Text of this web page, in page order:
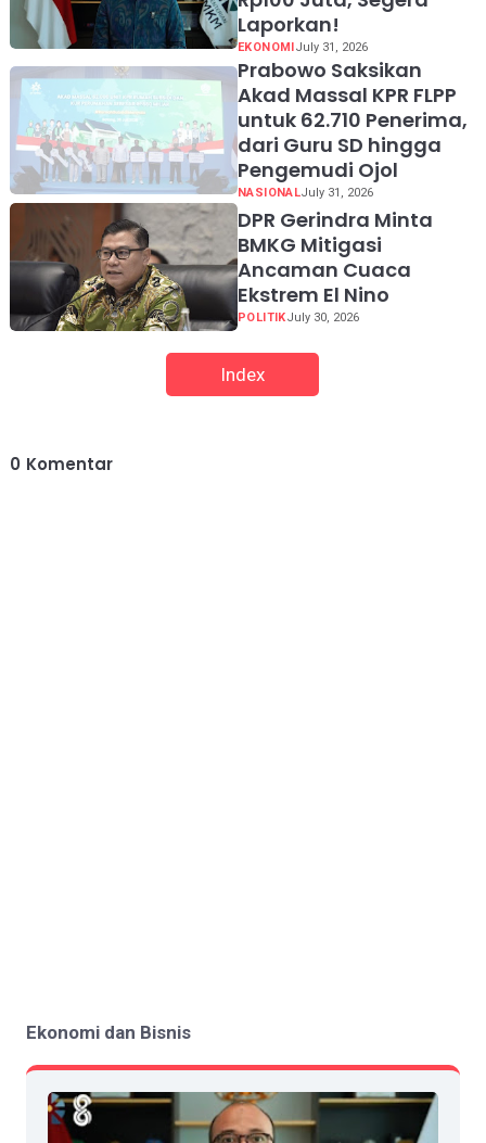
Laporkan!
EKONOMI July 31, 2026
Prabowo Saksikan
Akad Massal KPR FLPP
untuk 62.710 Penerima,
dari Guru SD hingga
Pengemudi Ojol
NASIONALJuly 31, 2026
DPR Gerindra Minta
BMKG Mitigasi
Ancaman Cuaca
Ekstrem El Nino
POLITIKJuly 30, 2026
Index
0 Komentar
Ekonomi dan Bisnis